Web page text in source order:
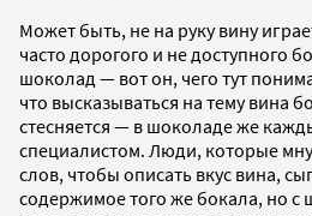
Может быть, не на руку вину
часто дорогого и не доступного
шоколад — вот он, чего тут
что высказываться на тему вина
стесняется — в шоколаде же
специалистом. Люди, которые
слов, чтобы описать вкус вина,
содержимое того же бокала, но с